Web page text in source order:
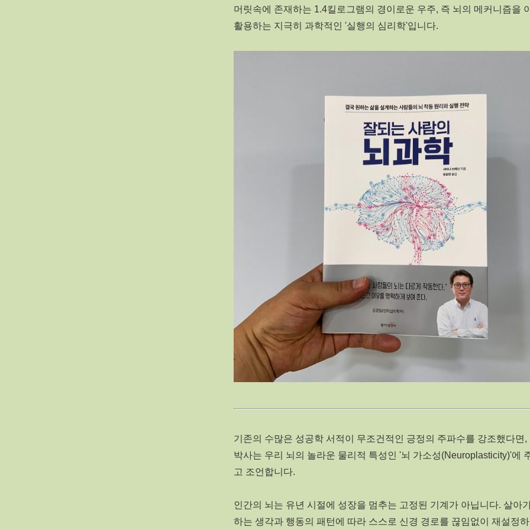
머릿속에 존재하는 1.4킬로그램의 경이로운 우주, 즉 뇌의 메커니즘을
활용하는 지극히 과학적인 '실행의 심리학'입니다.
기존의 수많은 성공학 서적이 무조건적인 긍정의 주파수를 강조했다면,
박사는 우리 뇌의 놀라운 물리적 특성인 '뇌 가소성(Neuroplasticity)'에
고 조언합니다.
인간의 뇌는 유년 시절에 성장을 멈추는 고정된 기계가 아닙니다. 살아
하는 생각과 행동의 패턴에 따라 스스로 신경 경로를 끊임없이 재설정